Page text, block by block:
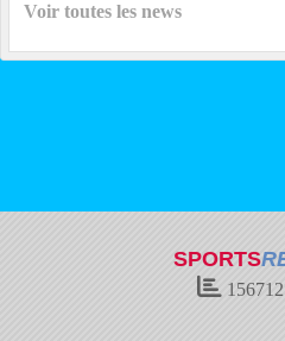
Voir toutes les news
SPORTS
156712